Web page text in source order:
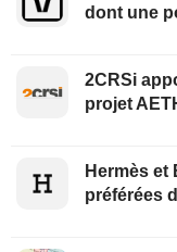
dont une
2CRSi
projet
Hermès
préférées